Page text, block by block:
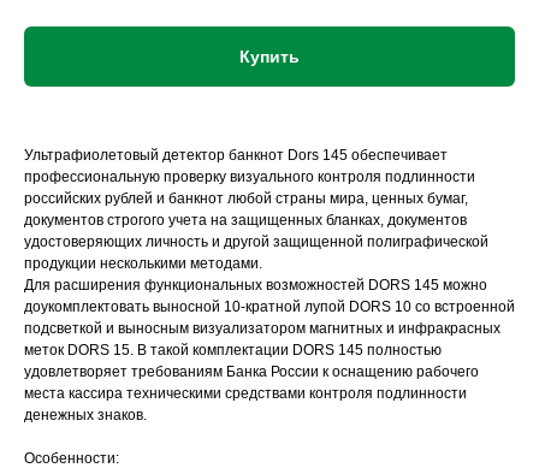
Купить
Ультрафиолетовый детектор банкнот Dors 145 обеспечивает
профессиональную проверку визуального контроля подлинности
российских рублей и банкнот любой страны мира, ценных бумаг,
документов строгого учета на защищенных бланках, документов
удостоверяющих личность и другой защищенной полиграфической
продукции несколькими методами.
Для расширения функциональных возможностей DORS 145 можно
доукомплектовать выносной 10-кратной лупой DORS 10 со встроенной
подсветкой и выносным визуализатором магнитных и инфракрасных
меток DORS 15. В такой комплектации DORS 145 полностью
удовлетворяет требованиям Банка России к оснащению рабочего
места кассира техническими средствами контроля подлинности
денежных знаков.
Особенности: